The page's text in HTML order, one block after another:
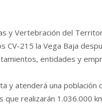
y Vertebración del
215 la Vega Baja
entidades y
y atenderá una
realizarán 1.036.000